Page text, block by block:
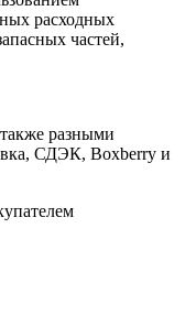
расходных
частей,
разными
СДЭК, Boxberry и